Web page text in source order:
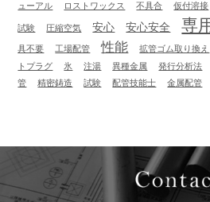
ューアル
ロストワックス 不具合 仮付溶接
試験 圧縮空気 安心 安心安全 専
具不要 工場配管 性能 拡管ゴム取り換え
トプラグ
氷 注湯 異種金属 発行分析法
管
精密鋳造 試験 配管技能士 金属配管